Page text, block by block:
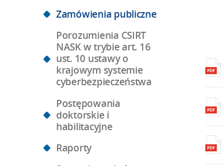
Zamówienia publiczne
Porozumienia CSIRT
NASK w trybie art. 16
ust. 10 ustawy o
krajowym systemie
cyberbezpieczeństwa
Postępowania
doktorskie i
habilitacyjne
Raporty